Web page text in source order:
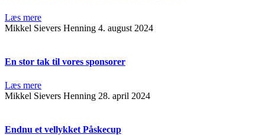
Læs mere
Mikkel Sievers Henning 4. august 2024
En stor tak til vores sponsorer
Læs mere
Mikkel Sievers Henning 28. april 2024
Endnu et vellykket Påskecup